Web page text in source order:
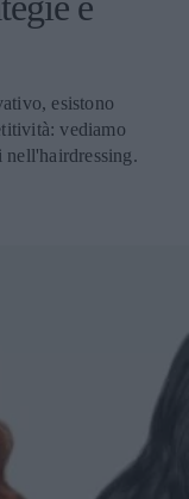
esistono
vediamo
nell'hairdressing.